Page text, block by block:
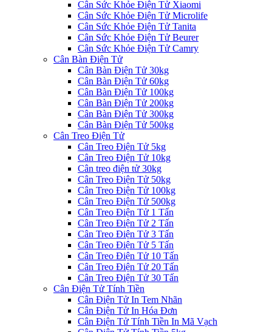
Cân Sức Khỏe Điện Tử Xiaomi
Cân Sức Khỏe Điện Tử Microlife
Cân Sức Khỏe Điện Tử Tanita
Cân Sức Khỏe Điện Tử Beurer
Cân Sức Khỏe Điện Tử Camry
Cân Bàn Điện Tử
Cân Bàn Điện Tử 30kg
Cân Bàn Điện Tử 60kg
Cân Bàn Điện Tử 100kg
Cân Bàn Điện Tử 200kg
Cân Bàn Điện Tử 300kg
Cân Bàn Điện Tử 500kg
Cân Treo Điện Tử
Cân Treo Điện Tử 5kg
Cân Treo Điện Tử 10kg
Cân treo điện tử 30kg
Cân Treo Điện Tử 50kg
Cân Treo Điện Tử 100kg
Cân Treo Điện Tử 500kg
Cân Treo Điện Tử 1 Tấn
Cân Treo Điện Tử 2 Tấn
Cân Treo Điện Tử 3 Tấn
Cân Treo Điện Tử 5 Tấn
Cân Treo Điện Tử 10 Tấn
Cân Treo Điện Tử 20 Tấn
Cân Treo Điện Tử 30 Tấn
Cân Điện Tử Tính Tiền
Cân Điện Tử In Tem Nhãn
Cân Điện Tử In Hóa Đơn
Cân Điện Tử Tính Tiền In Mã Vạch